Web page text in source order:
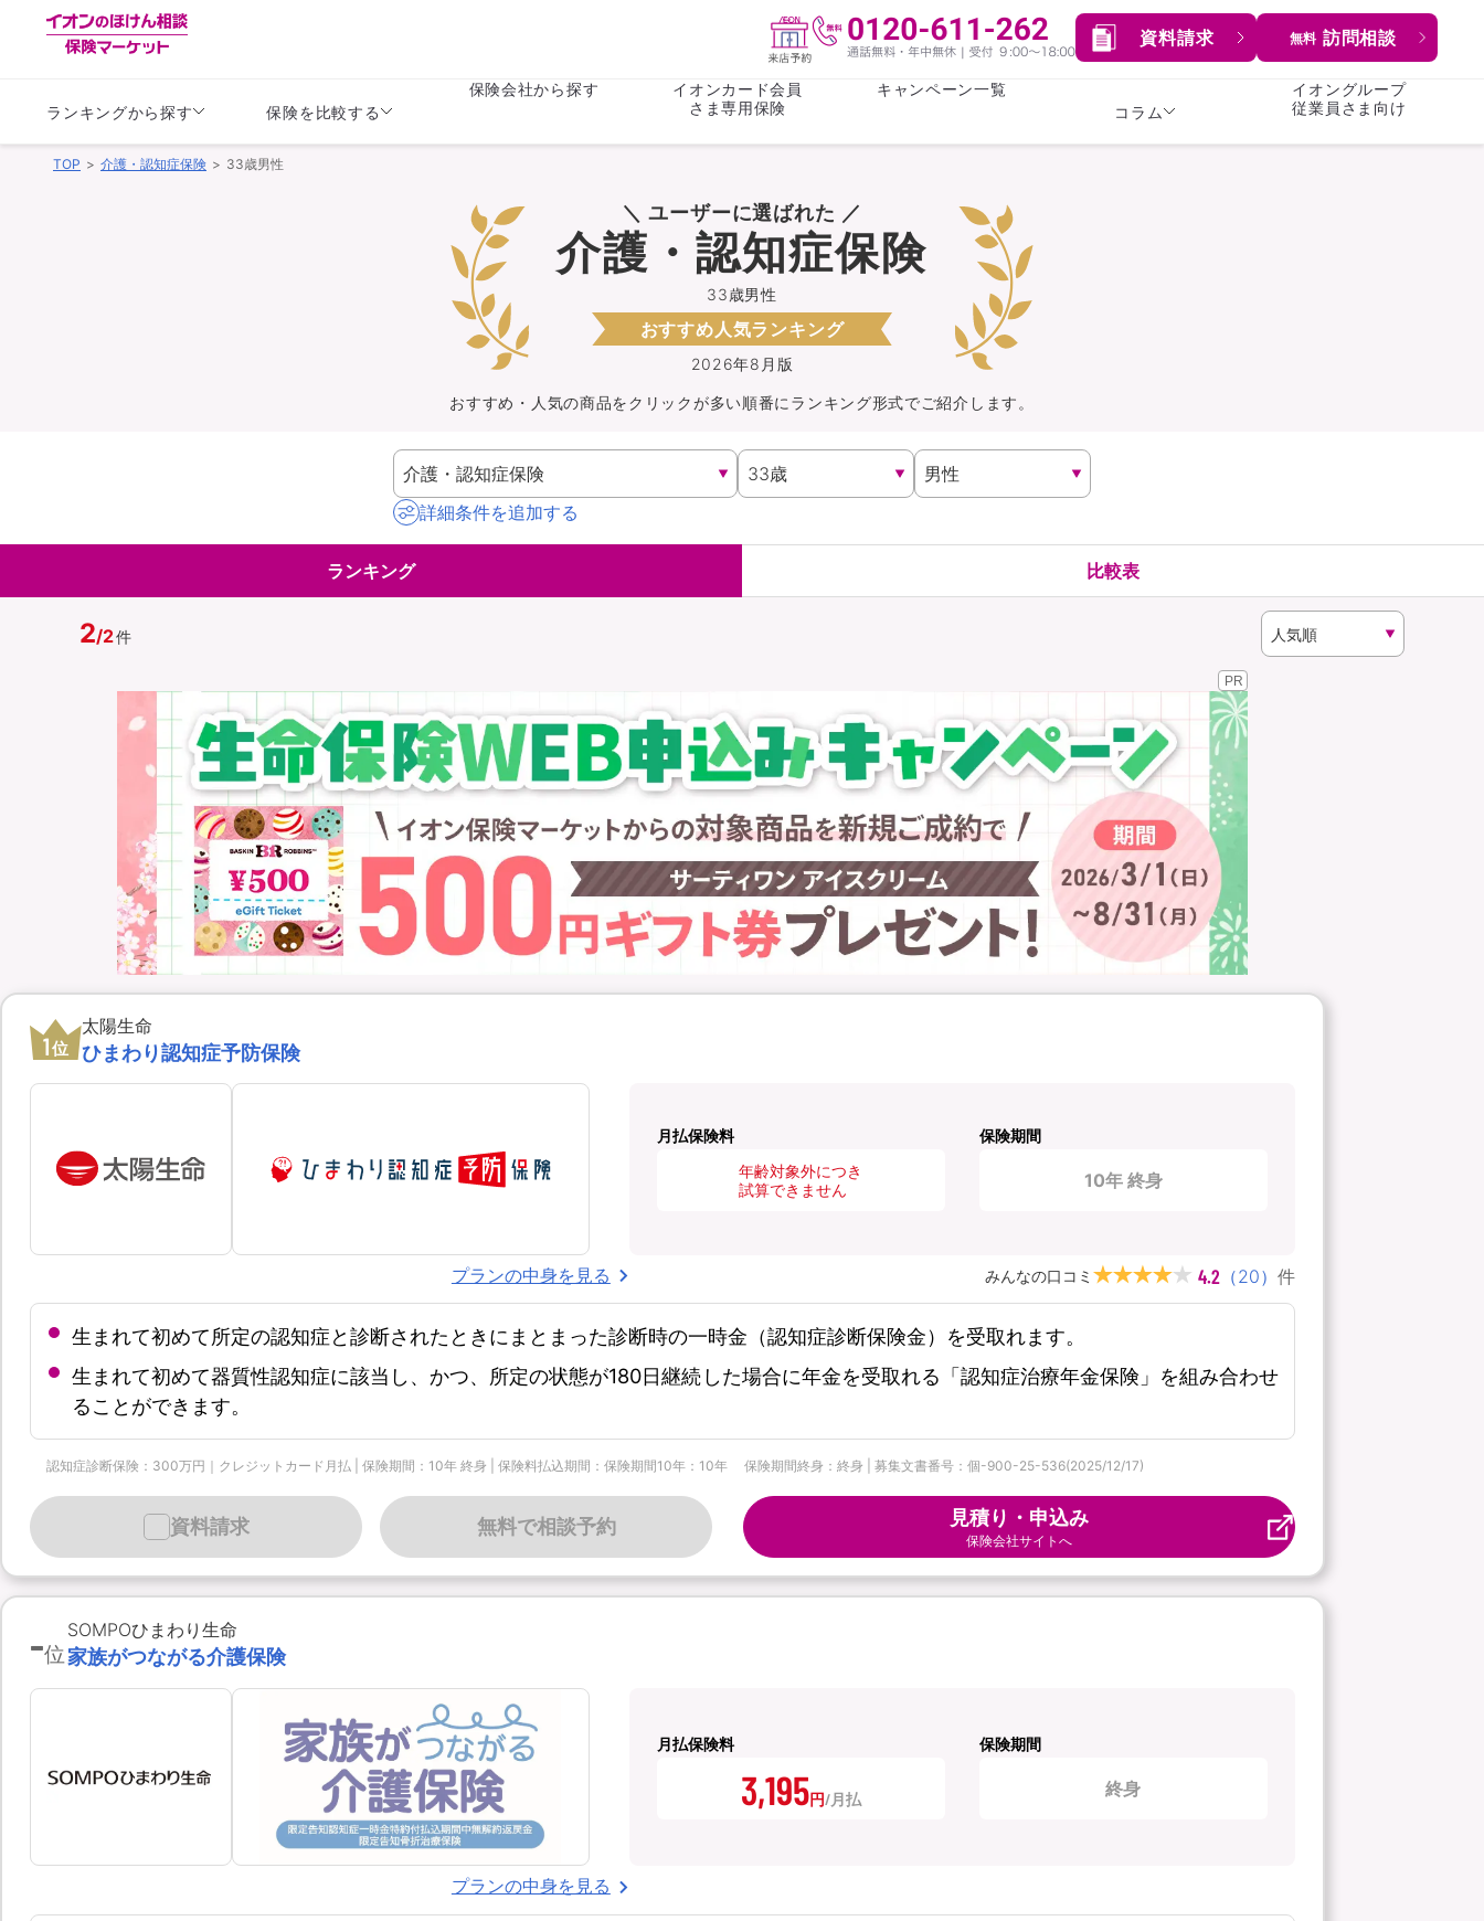
資料請求 無料 訪問相談
ランキングから探す
がん保険 女性医療保険
収入保障保険
持病がある方向け
持病がある方向け
持病がある方向け
がん保険
バイク保険 火災保険
ペット保険
スマホ保険
イオンカード会員さま
専用保険（損害保険）
WAON POINT還元型保険
保険を比較する
がん保険 女性医療保険
収入保障保険 介護・認知症保険
保険会社から探す
イオンカード会員
さま専用保険
キャンペーン一覧
コラム
ライフステージ 心配事
イオングループ
従業員さま向け
TOP 介護・認知症保険 33歳男性
＼ ユーザーに選ばれた ／
2026年8月版
33歳男性
介護・認知症保険
おすすめ人気ランキング
おすすめ・人気の商品をクリックが多い順番にランキング形式でご紹介します。
詳細条件を追加する
ランキング 比較表
2/2件
PR
1位
太陽生命
ひまわり認知症予防保険
月払保険料
年齢対象外につき
試算できません
保険期間
10年 終身
プランの中身を見る みんなの口コミ 4.2 （20） 件
生まれて初めて所定の認知症と診断されたときにまとまった診断時の一時金（認知症診断保険金）を受取れます。
生まれて初めて器質性認知症に該当し、かつ、所定の状態が180日継続した場合に年金を受取れる「認知症治療年金保険」を組み合わせ
ることができます。
認知症診断保険：300万円｜クレジットカード月払 | 保険期間：10年 終身 | 保険料払込期間：保険期間10年：10年 保険期間終身：終身 | 募集文書番号：個-900-25-536(2025/12/17)
無料で相談予約
資料請求 見積り・申込み
保険会社サイトへ
-位
SOMPOひまわり生命
家族がつながる介護保険
月払保険料
3,195円
保険期間
終身
プランの中身を見る